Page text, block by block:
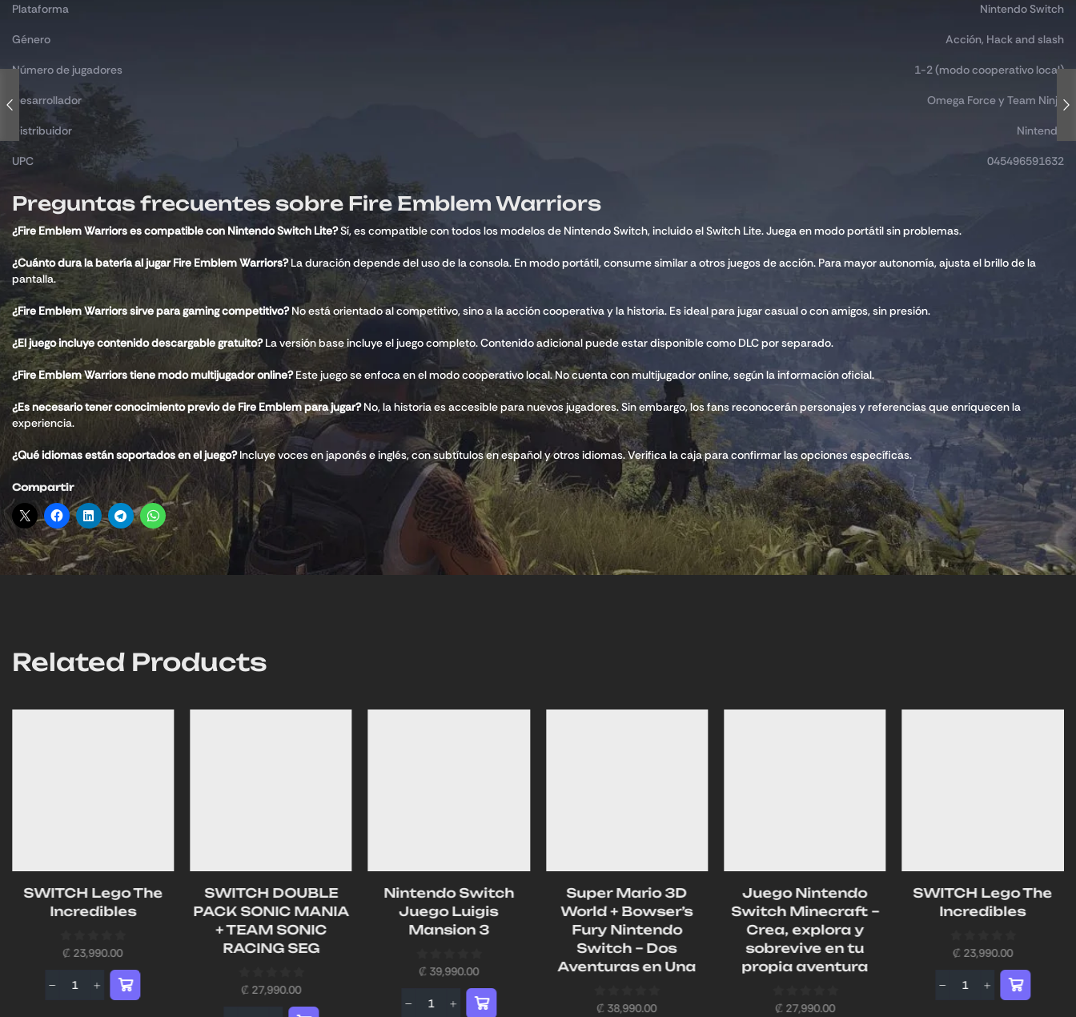
Plataforma Nintendo Switch
Género Acción, Hack and slash
Número de jugadores 1-2 (modo cooperativo local)
Desarrollador Omega Force y Team Ninja
Distribuidor Nintendo
UPC 045496591632
Preguntas frecuentes sobre Fire Emblem Warriors
¿Fire Emblem Warriors es compatible con Nintendo Switch Lite?Sí, es compatible con todos los modelos de Nintendo Switch, incluido el Switch Lite. Juega en modo portátil sin problemas.
¿Cuánto dura la batería al jugar Fire Emblem Warriors?La duración depende del uso de la consola. En modo portátil, consume similar a otros juegos de acción. Para mayor autonomía, ajusta el brillo de la
pantalla.
¿Fire Emblem Warriors sirve para gaming competitivo?No está orientado al competitivo, sino a la acción cooperativa y la historia. Es ideal para jugar casual o con amigos, sin presión.
¿El juego incluye contenido descargable gratuito?La versión base incluye el juego completo. Contenido adicional puede estar disponible como DLC por separado.
¿Fire Emblem Warriors tiene modo multijugador online?Este juego se enfoca en el modo cooperativo local. No cuenta con multijugador online, según la información oficial.
¿Es necesario tener conocimiento previo de Fire Emblem para jugar?No, la historia es accesible para nuevos jugadores. Sin embargo, los fans reconocerán personajes y referencias que enriquecen la
experiencia.
¿Qué idiomas están soportados en el juego?Incluye voces en japonés e inglés, con subtítulos en español y otros idiomas. Verifica la caja para confirmar las opciones específicas.
Compartir
Related Products
SWITCH Lego The
Incredibles
₡ 23,990.00
SWITCH DOUBLE
PACK SONIC MANIA
+ TEAM SONIC
RACING SEG
₡27,990.00
Nintendo Switch
Juego Luigis
Mansion 3
₡ 39,990.00
Super Mario 3D
World + Bowser’s
Fury Nintendo
Switch – Dos
Aventuras en Una
₡ 38,990.00
Juego Nintendo
Switch Minecraft –
Crea, explora y
sobrevive en tu
propia aventura
₡27,990.00
SWITCH Lego The
Incredibles
₡ 23,990.00